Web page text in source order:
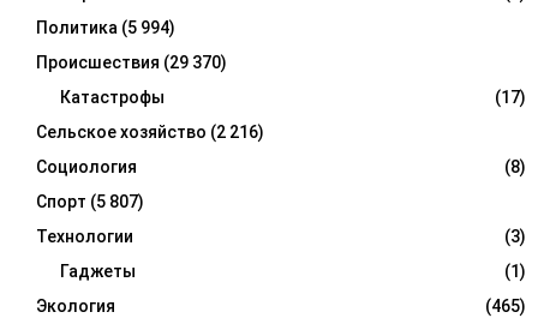
Политика (5 994)
Происшествия (29 370)
Катастрофы
(17)
Сельское хозяйство (2 216)
Социология
(8)
Спорт (5 807)
Технологии
(3)
Гаджеты
(1)
Экология
(465)